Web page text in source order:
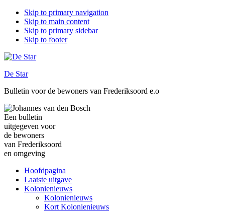
Skip to primary navigation
Skip to main content
Skip to primary sidebar
Skip to footer
De Star
Bulletin voor de bewoners van Frederiksoord e.o
Een bulletin
uitgegeven voor
de bewoners
van Frederiksoord
en omgeving
Hoofdpagina
Laatste uitgave
Kolonienieuws
Kolonienieuws
Kort Kolonienieuws